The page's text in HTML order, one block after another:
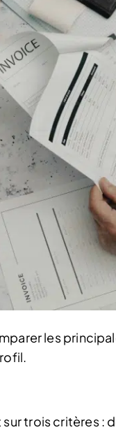
les
trois critères :